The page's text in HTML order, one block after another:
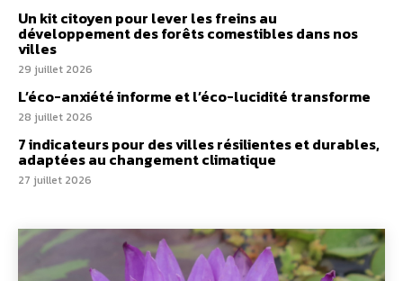
Un kit citoyen pour lever les freins au
développement des forêts comestibles dans nos
villes
29 juillet 2026
L’éco-anxiété informe et l’éco-lucidité transforme
28 juillet 2026
7 indicateurs pour des villes résilientes et durables,
adaptées au changement climatique
27 juillet 2026